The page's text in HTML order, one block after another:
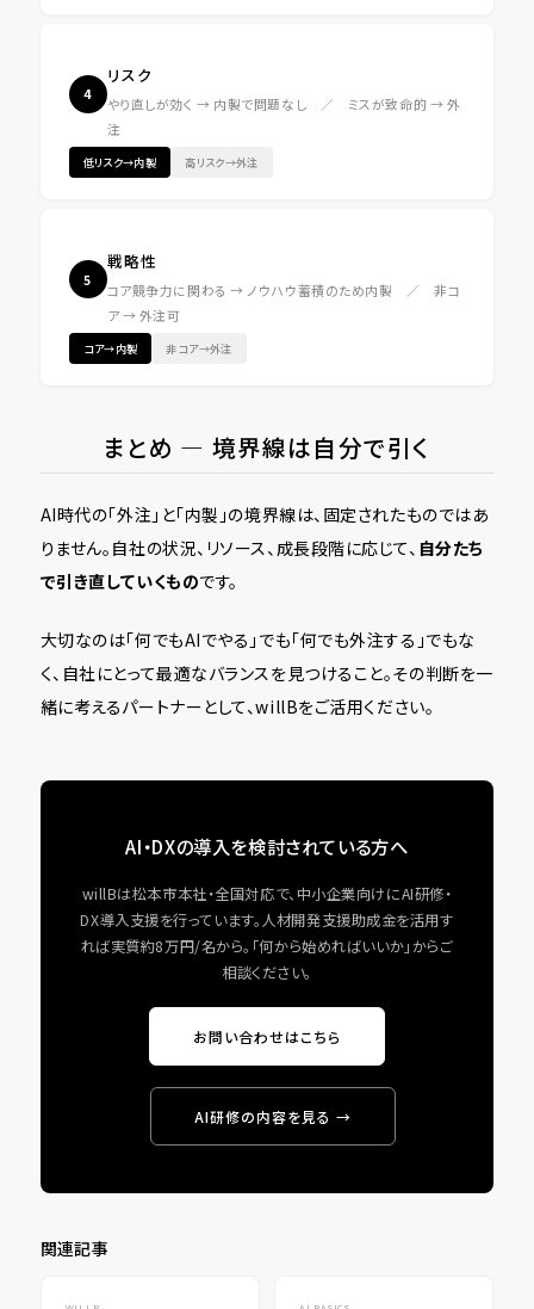
4
リスク
やり直しが効く → 内製で問題なし ／ ミスが致命的 → 外
注
低リスク→内製 高リスク→外注
5
戦略性
コア競争力に関わる → ノウハウ蓄積のため内製 ／ 非コ
ア → 外注可
コア→内製 非コア→外注
まとめ ― 境界線は自分で引く
AI時代の「外注」と「内製」の境界線は、固定されたものではあ
りません。自社の状況、リソース、成長段階に応じて、 自分たち
で引き直していくものです。
大切なのは「何でもAIでやる」でも「何でも外注する」でもな
く、自社にとって最適なバランスを見つけること。その判断を一
緒に考えるパートナーとして、willBをご活用ください。
AI・DXの導入を検討されている方へ
willBは松本市本社・全国対応で、中小企業向けにAI研修・
DX導入支援を行っています。人材開発支援助成金を活用す
れば実質約8万円/名から。「何から始めればいいか」からご
相談ください。
お問い合わせはこちら
AI研修の内容を見る →
関連記事